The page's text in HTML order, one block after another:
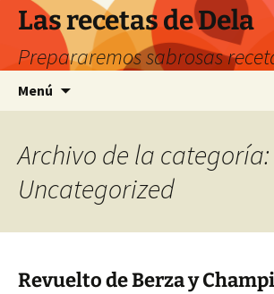
Saltar
contenido
Las recetas de Dela
Prepararemos sabrosas
Menú
Archivo de la categoría:
Uncategorized
Revuelto de Berza y